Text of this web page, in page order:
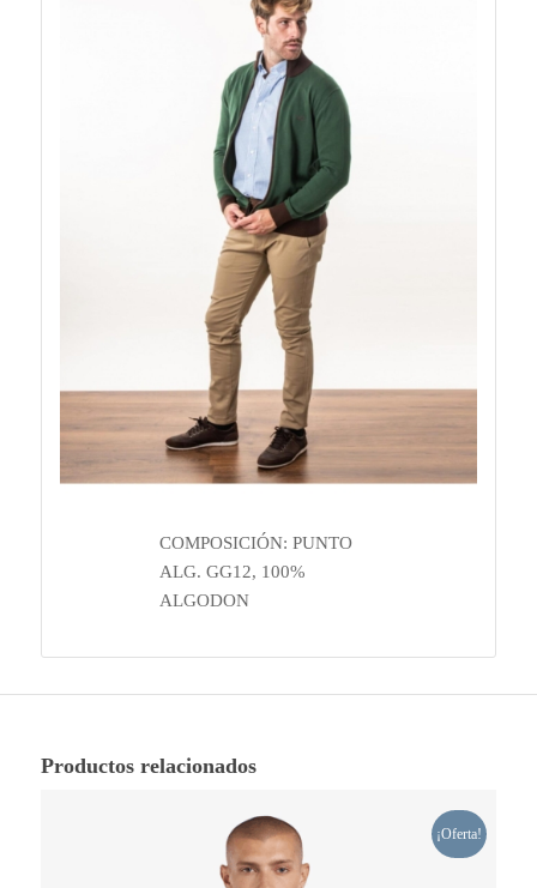
COMPOSICIÓN: PUNTO
ALG. GG12, 100%
ALGODON
Productos relacionados
¡Oferta!